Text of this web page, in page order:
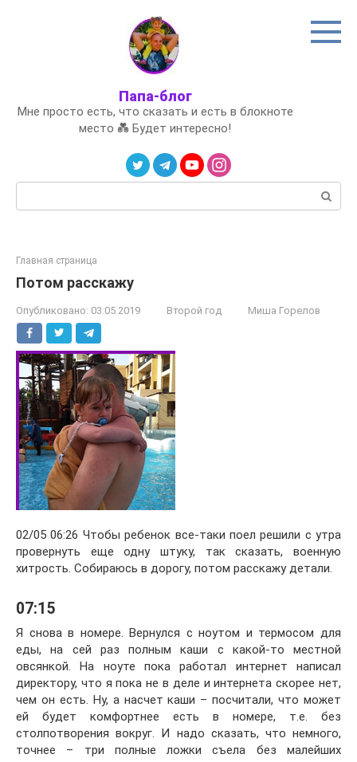
Папа-блог
Мне просто есть, что сказать и есть в блокноте
место 💑 Будет интересно!
Главная страница
Потом расскажу
Опубликовано: 03.05.2019 Второй год Миша Горелов
02/05 06:26 Чтобы ребенок все-таки поел решили с утра
провернуть еще одну штуку, так сказать, военную
хитрость. Собираюсь в дорогу, потом расскажу детали.
07:15
Я снова в номере. Вернулся с ноутом и термосом для
еды, на сей раз полным каши с какой-то местной
овсянкой. На ноуте пока работал интернет написал
директору, что я пока не в деле и интернета скорее нет,
чем он есть. Ну, а насчет каши – посчитали, что может
ей будет комфортнее есть в номере, т.е. без
столпотворения вокруг. И надо сказать, что немного,
точнее – три полные ложки съела без малейших